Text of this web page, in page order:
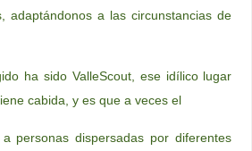
adaptándonos a las circunstancias de
ha sido ValleScout, ese idílico lugar
cabida, y es que a veces el
personas dispersadas por diferentes